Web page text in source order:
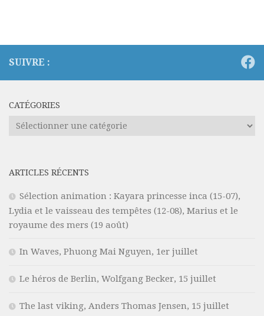
SUIVRE :
CATÉGORIES
Catégories
ARTICLES RÉCENTS
Sélection animation : Kayara princesse inca (15-07),
Lydia et le vaisseau des tempêtes (12-08), Marius et le
royaume des mers (19 août)
In Waves, Phuong Mai Nguyen, 1er juillet
Le héros de Berlin, Wolfgang Becker, 15 juillet
The last viking, Anders Thomas Jensen, 15 juillet